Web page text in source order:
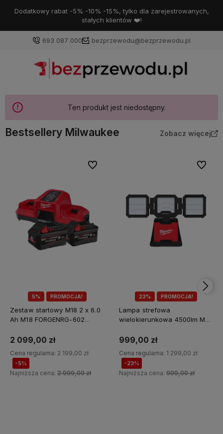
Dodatkowy rabat -5% -10% -15%, tylko dla zarejestrowanych,
stałych klientów ❤️!
693 087 000 bezprzewodu@bezprzewodu.pl
Ten produkt jest niedostępny.
Bestsellery Milwaukee Zobacz więcej
5% PROMOCJA!
Zestaw startowy M18 2 x 6.0
Ah M18 FORGENRG-602
2 099,00 zł
Cena regularna: 2 199,00 zł
-5%
Najniższa cena: 2 999,00 zł
Do ulubionych
23% PROMOCJA!
Lampa strefowa
wielokierunkowa 4500lm M18
999,00 zł
Cena regularna: 1 299,00 zł
-23%
Najniższa cena: 999,00 zł
Do